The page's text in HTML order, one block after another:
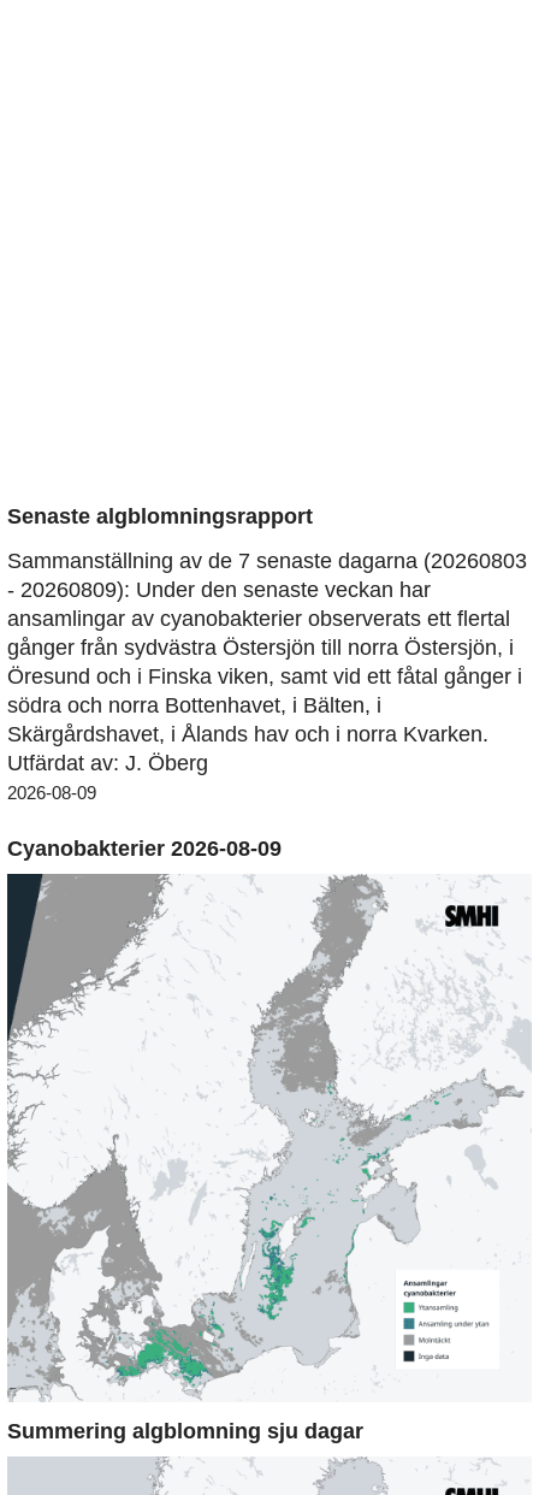
Senaste algblomningsrapport
Sammanställning av de 7 senaste dagarna (20260803
- 20260809): Under den senaste veckan har
ansamlingar av cyanobakterier observerats ett flertal
gånger från sydvästra Östersjön till norra Östersjön, i
Öresund och i Finska viken, samt vid ett fåtal gånger i
södra och norra Bottenhavet, i Bälten, i
Skärgårdshavet, i Ålands hav och i norra Kvarken.
Utfärdat av: J. Öberg
2026-08-09
Cyanobakterier 2026-08-09
Summering algblomning sju dagar